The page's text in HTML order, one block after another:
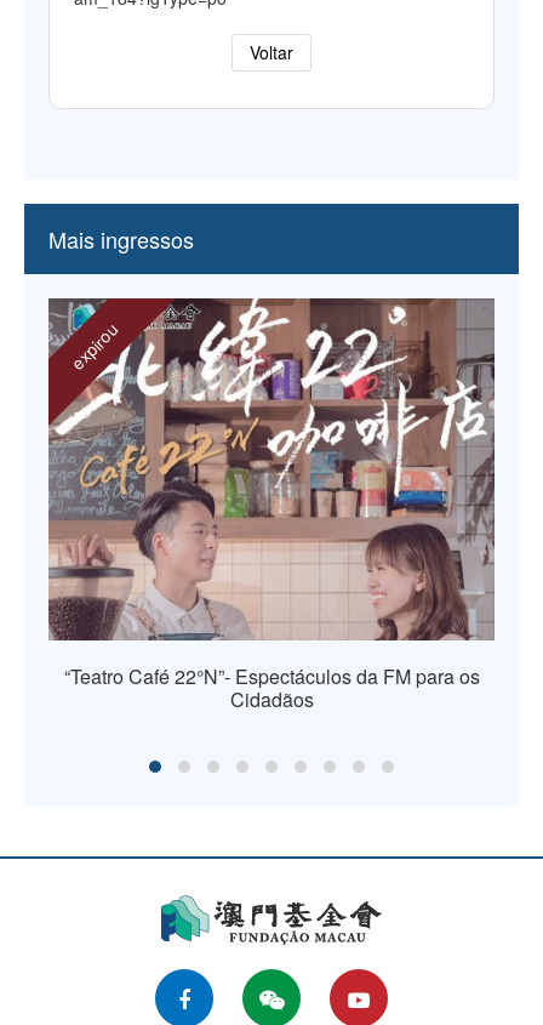
Voltar
Mais ingressos
expirou
“Teatro Café 22°N”- Espectáculos da FM para os
Cidadãos